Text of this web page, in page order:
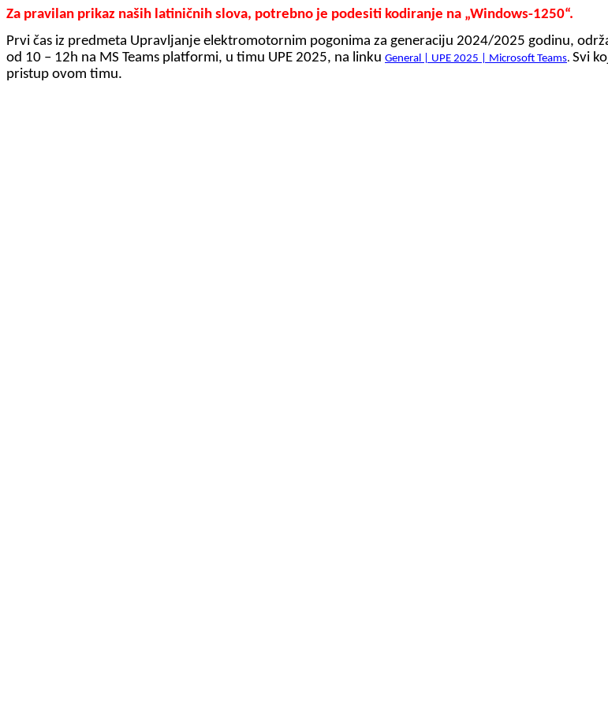
Za pravilan prikaz naših latiničnih slova, potrebno je podesiti kodiranje na „Windows-1250“.
Prvi čas iz predmeta Upravljanje elektromotornim pogonima za generaciju 2024/2025 godinu,
od 10 – 12h na MS Teams platformi, u timu UPE 2025, na linku General | UPE 2025 | Microsoft Teams. Svi
pristup ovom timu.